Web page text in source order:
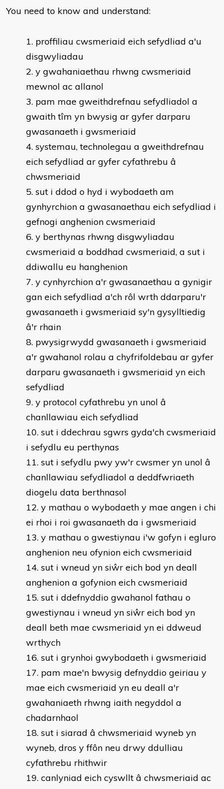
You need to know and understand:
proffiliau cwsmeriaid eich sefydliad a'u
disgwyliadau
y gwahaniaethau rhwng cwsmeriaid
mewnol ac allanol
pam mae gweithdrefnau sefydliadol a
gwaith tîm yn bwysig ar gyfer darparu
gwasanaeth i gwsmeriaid
systemau, technolegau a gweithdrefnau
eich sefydliad ar gyfer cyfathrebu â
chwsmeriaid
sut i ddod o hyd i wybodaeth am
gynhyrchion a gwasanaethau eich sefydliad i
gefnogi anghenion cwsmeriaid
y berthynas rhwng disgwyliadau
cwsmeriaid a boddhad cwsmeriaid, a sut i
ddiwallu eu hanghenion
y cynhyrchion a'r gwasanaethau a gynigir
gan eich sefydliad a'ch rôl wrth ddarparu'r
gwasanaeth i gwsmeriaid sy'n gysylltiedig
â'r rhain
pwysigrwydd gwasanaeth i gwsmeriaid
a'r gwahanol rolau a chyfrifoldebau ar gyfer
darparu gwasanaeth i gwsmeriaid yn eich
sefydliad
y protocol cyfathrebu yn unol â
chanllawiau eich sefydliad
sut i ddechrau sgwrs gyda'ch cwsmeriaid
i sefydlu eu perthynas
sut i sefydlu pwy yw'r cwsmer yn unol â
chanllawiau sefydliadol a deddfwriaeth
diogelu data berthnasol
y mathau o wybodaeth y mae angen i chi
ei rhoi i roi gwasanaeth da i gwsmeriaid
y mathau o gwestiynau i'w gofyn i egluro
anghenion neu ofynion eich cwsmeriaid
sut i wneud yn siŵr eich bod yn deall
anghenion a gofynion eich cwsmeriaid
sut i ddefnyddio gwahanol fathau o
gwestiynau i wneud yn siŵr eich bod yn
deall beth mae cwsmeriaid yn ei ddweud
wrthych
sut i grynhoi gwybodaeth i gwsmeriaid
pam mae'n bwysig defnyddio geiriau y
mae eich cwsmeriaid yn eu deall a'r
gwahaniaeth rhwng iaith negyddol a
chadarnhaol
sut i siarad â chwsmeriaid wyneb yn
wyneb, dros y ffôn neu drwy ddulliau
cyfathrebu rhithwir
canlyniad eich cyswllt â chwsmeriaid ac